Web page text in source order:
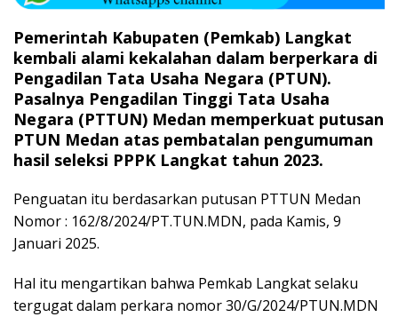
Pemerintah Kabupaten (Pemkab) Langkat
kembali alami kekalahan dalam berperkara di
Pengadilan Tata Usaha Negara (PTUN).
Pasalnya Pengadilan Tinggi Tata Usaha
Negara (PTTUN) Medan memperkuat putusan
PTUN Medan atas pembatalan pengumuman
hasil seleksi PPPK Langkat tahun 2023.
Penguatan itu berdasarkan putusan PTTUN Medan
Nomor : 162/8/2024/PT.TUN.MDN, pada Kamis, 9
Januari 2025.
Hal itu mengartikan bahwa Pemkab Langkat selaku
tergugat dalam perkara nomor 30/G/2024/PTUN.MDN